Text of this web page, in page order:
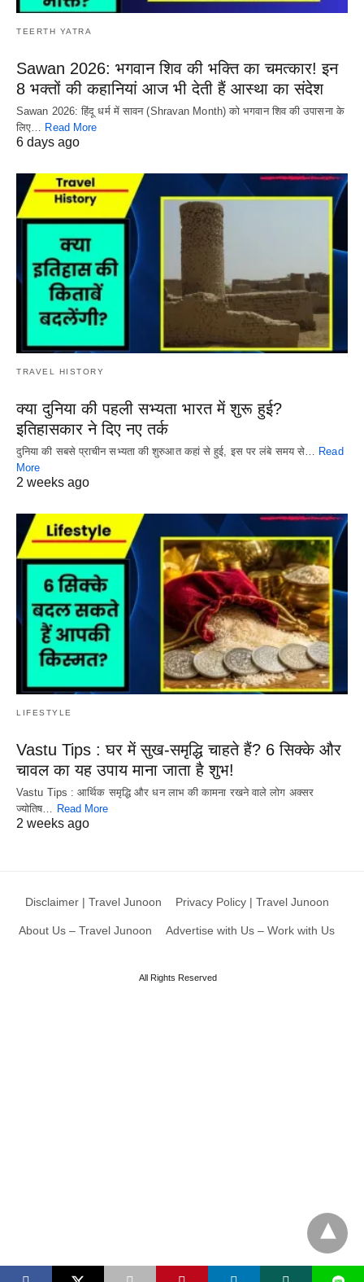
TEERTH YATRA
Sawan 2026: भगवान शिव की भक्ति का चमत्कार! इन
8 भक्तों की कहानियां आज भी देती हैं आस्था का संदेश
Sawan 2026: हिंदू धर्म में सावन (Shravan Month) को भगवान शिव की उपासना के
लिए… Read More
6 days ago
TRAVEL HISTORY
क्या दुनिया की पहली सभ्यता भारत में शुरू हुई?
इतिहासकार ने दिए नए तर्क
दुनिया की सबसे प्राचीन सभ्यता की शुरुआत कहां से हुई, इस पर लंबे समय से… Read
More
2 weeks ago
LIFESTYLE
Vastu Tips : घर में सुख-समृद्धि चाहते हैं? 6 सिक्के और
चावल का यह उपाय माना जाता है शुभ!
Vastu Tips : आर्थिक समृद्धि और धन लाभ की कामना रखने वाले लोग अक्सर
ज्योतिष…
Read More
2 weeks ago
Disclaimer | Travel Junoon Privacy Policy | Travel Junoon
About Us – Travel Junoon Advertise with Us – Work with Us
All Rights Reserved